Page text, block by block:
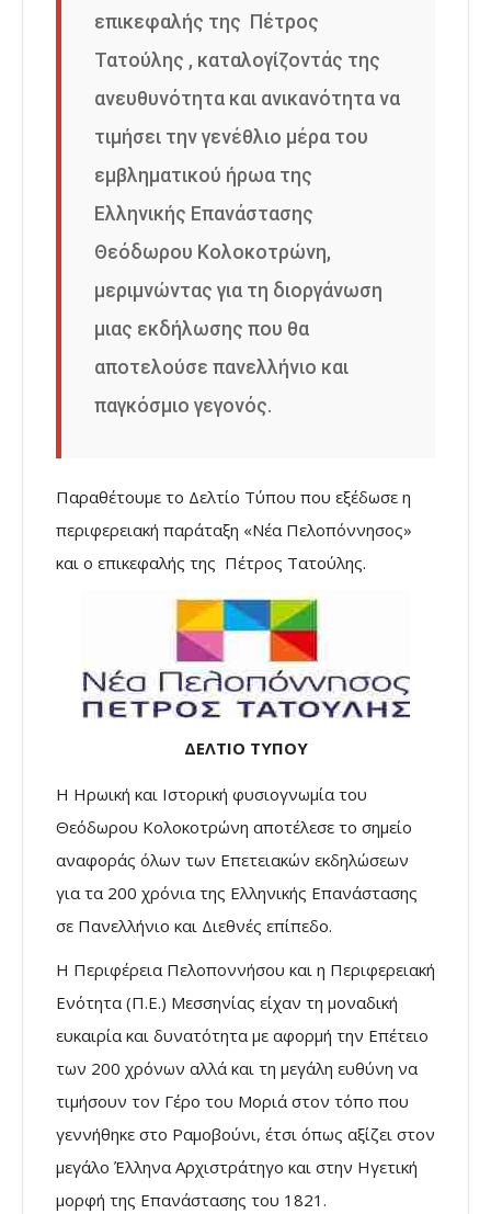
επικεφαλής της Πέτρος
Τατούλης , καταλογίζοντάς της
ανευθυνότητα και ανικανότητα να
τιμήσει την γενέθλιο μέρα του
εμβληματικού ήρωα της
Ελληνικής Επανάστασης
Θεόδωρου Κολοκοτρώνη,
μεριμνώντας για τη διοργάνωση
μιας εκδήλωσης που θα
αποτελούσε πανελλήνιο και
παγκόσμιο γεγονός.
Παραθέτουμε το Δελτίο Τύπου που εξέδωσε η
περιφερειακή παράταξη «Νέα Πελοπόννησος»
και ο επικεφαλής της Πέτρος Τατούλης.
ΔΕΛΤΙΟ ΤΥΠΟΥ
Η Ηρωική και Ιστορική φυσιογνωμία του
Θεόδωρου Κολοκοτρώνη αποτέλεσε το σημείο
αναφοράς όλων των Επετειακών εκδηλώσεων
για τα 200 χρόνια της Ελληνικής Επανάστασης
σε Πανελλήνιο και Διεθνές επίπεδο.
Η Περιφέρεια Πελοποννήσου και η Περιφερειακή
Ενότητα (Π.Ε.) Μεσσηνίας είχαν τη μοναδική
ευκαιρία και δυνατότητα με αφορμή την Επέτειο
των 200 χρόνων αλλά και τη μεγάλη ευθύνη να
τιμήσουν τον Γέρο του Μοριά στον τόπο που
γεννήθηκε στο Ραμοβούνι, έτσι όπως αξίζει στον
μεγάλο Έλληνα Αρχιστράτηγο και στην Ηγετική
μορφή της Επανάστασης του 1821.